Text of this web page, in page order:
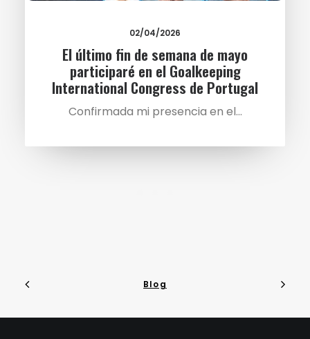
02/04/2026
El último fin de semana de mayo
participaré en el Goalkeeping
International Congress de Portugal
Confirmada mi presencia en el…
Blog